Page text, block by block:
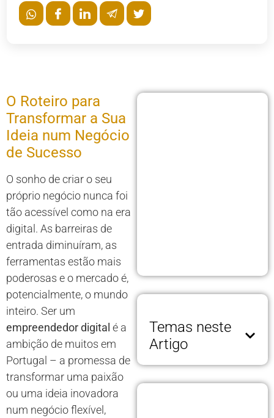
O Roteiro para
Transformar a Sua
Ideia num Negócio
de Sucesso
O sonho de criar o seu
próprio negócio nunca foi
tão acessível como na era
digital. As barreiras de
entrada diminuíram, as
ferramentas estão mais
poderosas e o mercado é,
potencialmente, o mundo
inteiro. Ser um
empreendedor digital é a
ambição de muitos em
Portugal – a promessa de
transformar uma paixão
ou uma ideia inovadora
num negócio flexível,
Temas neste
Artigo